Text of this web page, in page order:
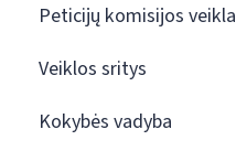
Peticijų komisijos veikla
Veiklos sritys
Kokybės vadyba